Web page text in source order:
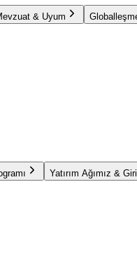
& Uyum
Yatırım Ağımız &